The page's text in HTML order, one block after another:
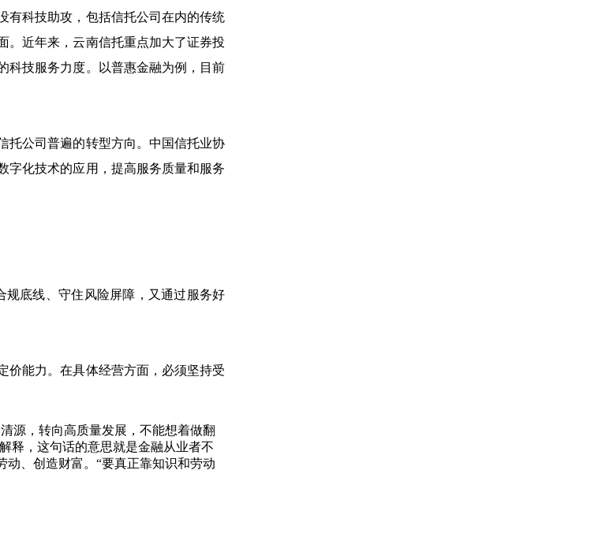
有科技助攻，包括信托公司在内的传统
。近年来，云南信托重点加大了证券投
科技服务力度。以普惠金融为例，目前
托公司普遍的转型方向。中国信托业协
字化技术的应用，提高服务质量和服务
规底线、守住风险屏障，又通过服务好
价能力。在具体经营方面，必须坚持受
源，转向高质量发展，不能想着做翻
释，这句话的意思就是金融从业者不
、创造财富。“要真正靠知识和劳动